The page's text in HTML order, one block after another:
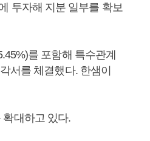
투자해 지분 일부를 확보
를 포함해 특수관계
서를 체결했다. 한샘이
대하고 있다.